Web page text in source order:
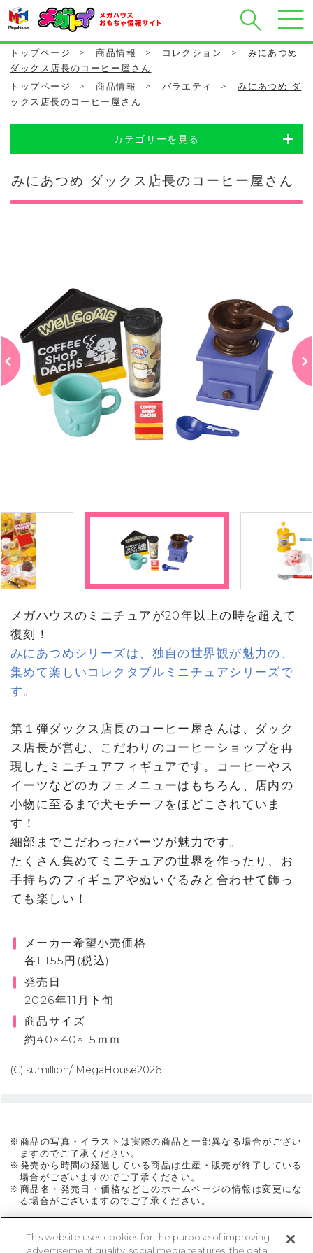
トップページ > 商品情報 > コレクション >
みにあつめ
ダックス店長のコーヒー屋さん
トップページ
> 商品情報 > バラエティ >
みにあつめ ダ
ックス店長のコーヒー屋さん
カテゴリーを見る
みにあつめ ダックス店長のコーヒー屋さん
メガハウスのミニチュアが20年以上の時を超えて
復刻！
みにあつめシリーズは、独自の世界観が魅力の、
集めて楽しいコレクタブルミニチュアシリーズで
す。
第１弾ダックス店長のコーヒー屋さんは、ダック
ス店長が営む、こだわりのコーヒーショップを再
現したミニチュアフィギュアです。コーヒーやス
イーツなどのカフェメニューはもちろん、店内の
小物に至るまで犬モチーフをほどこされていま
す！
細部までこだわったパーツが魅力です。
たくさん集めてミニチュアの世界を作ったり、お
手持ちのフィギュアやぬいぐるみと合わせて飾っ
ても楽しい！
メーカー希望小売価格
各1,155円(税込)
発売日
2026年11月下旬
商品サイズ
約40×40×15ｍｍ
(C) sumillion/ MegaHouse2026
※商品の写真・イラストは実際の商品と一部異なる場合がござい
ますのでご了承ください。
※発売から時間の経過している商品は生産・販売が終了している
場合がございますのでご了承ください。
※商品名・発売日・価格などこのホームページの情報は変更にな
る場合がございますのでご了承ください。
This website uses cookies for the purpose of improving
advertisement quality, social media features, the data